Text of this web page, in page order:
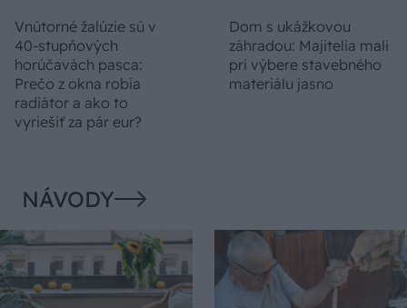
Vnútorné žalúzie sú v
40-stupňových
horúčavách pasca:
Prečo z okna robia
radiátor a ako to
vyriešiť za pár eur?
Dom s ukážkovou
záhradou: Majitelia mali
pri výbere stavebného
materiálu jasno
NÁVODY